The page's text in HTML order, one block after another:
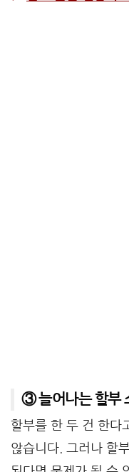
③ 늘어나는 할부
할부를 한 두 건 한다
않습니다. 그러나 할